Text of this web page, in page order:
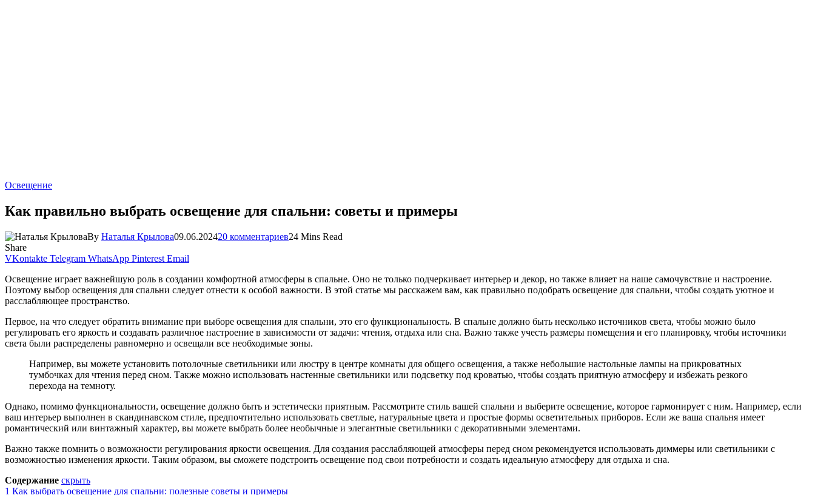
Освещение
Как правильно выбрать освещение для спальни: советы и примеры
By Наталья Крылова09.06.202420 комментариев24 Mins Read
Share
VKontakte Telegram WhatsApp Pinterest Email
Освещение играет важнейшую роль в создании комфортной атмосферы в спальне. Оно не только подчеркивает интерьер и декор, но также влияет на наше самочувствие и настроение.
Поэтому выбор освещения для спальни следует отнести к особой важности. В этой статье мы расскажем вам, как правильно подобрать освещение для спальни, чтобы создать уютное и
расслабляющее пространство.
Первое, на что следует обратить внимание при выборе освещения для спальни, это его функциональность. В спальне должно быть несколько источников света, чтобы можно было
регулировать его яркость и создавать различное настроение в зависимости от задачи: чтения, отдыха или сна. Важно также учесть размеры помещения и его планировку, чтобы источники
света были распределены равномерно и освещали все необходимые зоны.
Например, вы можете установить потолочные светильники или люстру в центре комнаты для общего освещения, а также небольшие настольные лампы на прикроватных
тумбочках для чтения перед сном. Также можно использовать настенные светильники или подсветку под кроватью, чтобы создать приятную атмосферу и избежать резкого
перехода на темноту.
Однако, помимо функциональности, освещение должно быть и эстетически приятным. Рассмотрите стиль вашей спальни и выберите освещение, которое гармонирует с ним. Например, если
ваш интерьер выполнен в скандинавском стиле, предпочтительно использовать светлые, натуральные цвета и простые формы осветительных приборов. Если же ваша спальня имеет
романтический или винтажный характер, вы можете выбрать более необычные и элегантные светильники с декоративными элементами.
Важно также помнить о возможности регулирования яркости освещения. Для создания расслабляющей атмосферы перед сном рекомендуется использовать диммеры или светильники с
возможностью изменения яркости. Таким образом, вы сможете подстроить освещение под свои потребности и создать идеальную атмосферу для отдыха и сна.
Содержание скрыть
1 Как выбрать освещение для спальни: полезные советы и примеры